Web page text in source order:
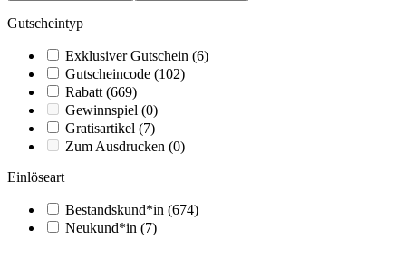
Gutscheintyp
Exklusiver Gutschein (6)
Gutscheincode (102)
Rabatt(669)
Gewinnspiel (0)
Gratisartikel (7)
Zum Ausdrucken (0)
Einlöseart
Bestandskund*in (674)
Neukund*in (7)